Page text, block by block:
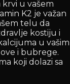
u vašem
K2 je važan
telu da
kostiju i
u ​​vašim
i bubrege.
koji dolazi sa